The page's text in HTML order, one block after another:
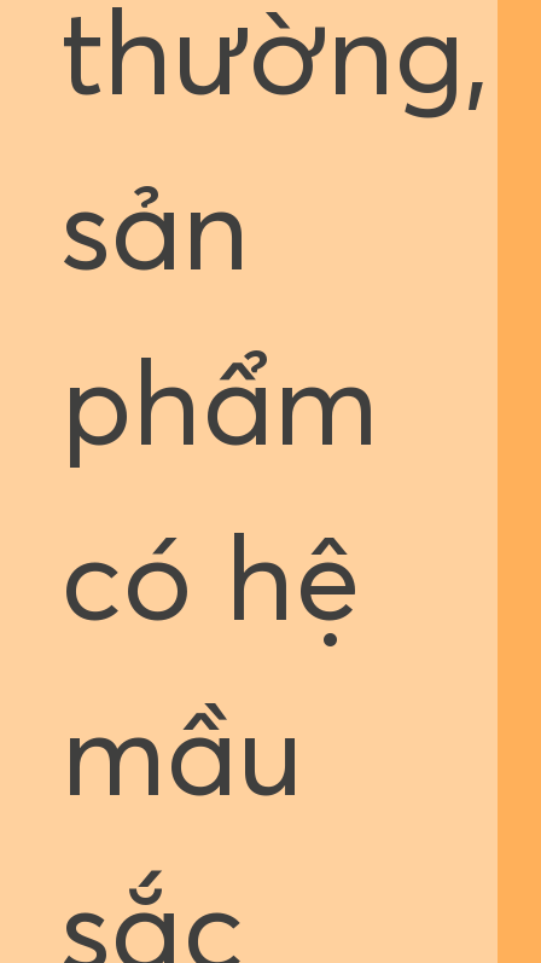
thường,
sản
phẩm
có hệ
mầu
sắc